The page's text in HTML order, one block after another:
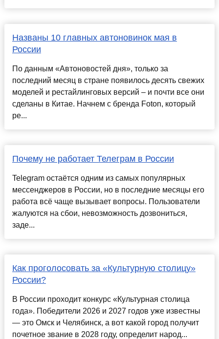
Названы 10 главных автоновинок мая в
России
По данным «Автоновостей дня», только за
последний месяц в стране появилось десять свежих
моделей и рестайлинговых версий – и почти все они
сделаны в Китае. Начнем с бренда Foton, который
ре...
Почему не работает Телеграм в России
Telegram остаётся одним из самых популярных
мессенджеров в России, но в последние месяцы его
работа всё чаще вызывает вопросы. Пользователи
жалуются на сбои, невозможность дозвониться,
заде...
Как проголосовать за «Культурную столицу»
России?
В России проходит конкурс «Культурная столица
года». Победители 2026 и 2027 годов уже известны
— это Омск и Челябинск, а вот какой город получит
почетное звание в 2028 году, определит народ...